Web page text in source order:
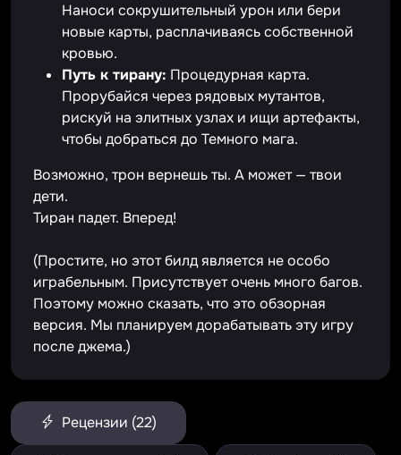
Наноси сокрушительный урон или бери
новые карты, расплачиваясь собственной
кровью.
Путь к тирану: Процедурная карта.
Прорубайся через рядовых мутантов,
рискуй на элитных узлах и ищи артефакты,
чтобы добраться до Темного мага.
Возможно, трон вернешь ты. А может — твои
дети.
Тиран падет. Вперед!
(Простите, но этот билд является не особо
играбельным. Присутствует очень много багов.
Поэтому можно сказать, что это обзорная
версия. Мы планируем дорабатывать эту игру
после джема.)
Рецензии (22)